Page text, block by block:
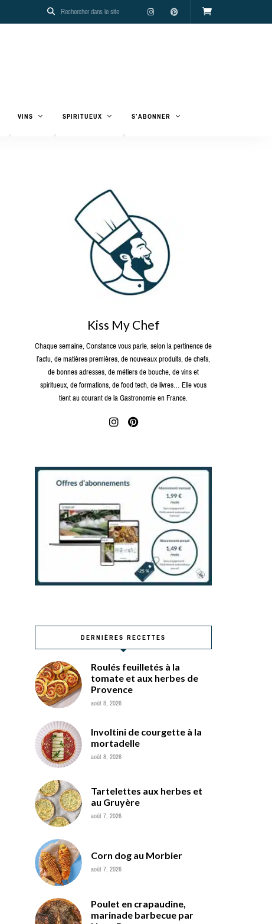
VINS SPIRITUEUX S’ABONNER
Kiss My Chef
Chaque semaine, Constance vous parle, selon la pertinence de
l’actu, de matières premières, de nouveaux produits, de chefs,
de bonnes adresses, de métiers de bouche, de vins et
spiritueux, de formations, de food tech, de livres… Elle vous
tient au courant de la Gastronomie en France.
DERNIÈRES RECETTES
Roulés feuilletés à la
tomate et aux herbes de
Provence
août 8, 2026
Involtini de courgette à la
mortadelle
août 8, 2026
Tartelettes aux herbes et
au Gruyère
août 7, 2026
Corn dog au Morbier
août 7, 2026
Poulet en crapaudine,
marinade barbecue par